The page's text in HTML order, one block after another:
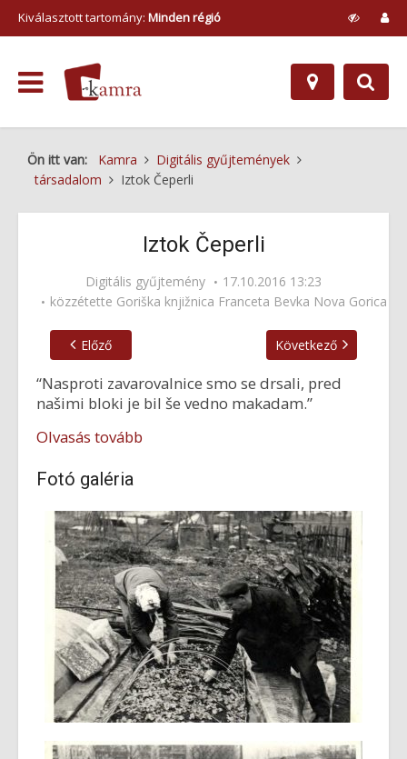
Kiválasztott tartomány: Minden régió
Ön itt van: Kamra
Digitális gyűjtemények
társadalom
Iztok Čeperli
Iztok Čeperli
Digitális gyűjtemény
17.10.2016 13:23
közzétette Goriška knjižnica Franceta Bevka Nova Gorica
Előző Következő
“Nasproti zavarovalnice smo se drsali, pred
našimi bloki je bil še vedno makadam.”
Olvasás tovább
Fotó galéria